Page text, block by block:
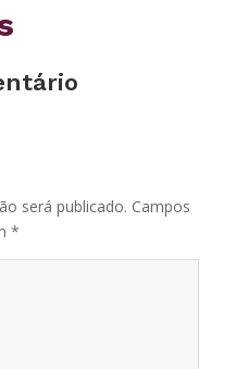
será publicado. Campos
*